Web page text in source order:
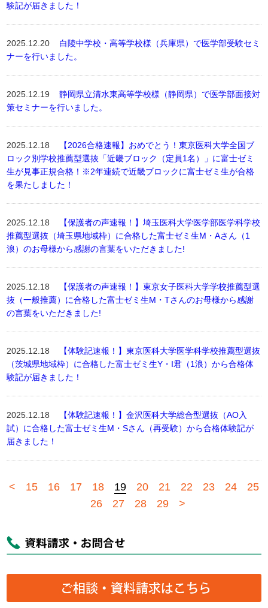
験記が届きました！
2025.12.20 白陵中学校・高等学校様（兵庫県）で医学部受験セミ
ナーを行いました。
2025.12.19静岡県立清水東高等学校様（静岡県）で医学部面接対
策セミナーを行いました。
2025.12.18
【2026合格速報】おめでとう！東京医科大学全国ブ
ロック別学校推薦型選抜「近畿ブロック（定員1名）」に富士ゼミ
生が見事正規合格！※2年連続で近畿ブロックに富士ゼミ生が合格
を果たしました！
2025.12.18
【保護者の声速報！】埼玉医科大学医学部医学科学校
推薦型選抜（埼玉県地域枠）に合格した富士ゼミ生M・Aさん（1
浪）のお母様から感謝の言葉をいただきました!
2025.12.18
【保護者の声速報！】東京女子医科大学学校推薦型選
抜（一般推薦）に合格した富士ゼミ生M・Tさんのお母様から感謝
の言葉をいただきました!
2025.12.18
【体験記速報！】東京医科大学医学科学校推薦型選抜
（茨城県地域枠）に合格した富士ゼミ生Y・I君（1浪）から合格体
験記が届きました！
2025.12.18
【体験記速報！】金沢医科大学総合型選抜（AO入
試）に合格した富士ゼミ生M・Sさん（再受験）から合格体験記が
届きました！
< 15 16 17 18 19 20 21 22 23 24
25
26
27 28 29 >